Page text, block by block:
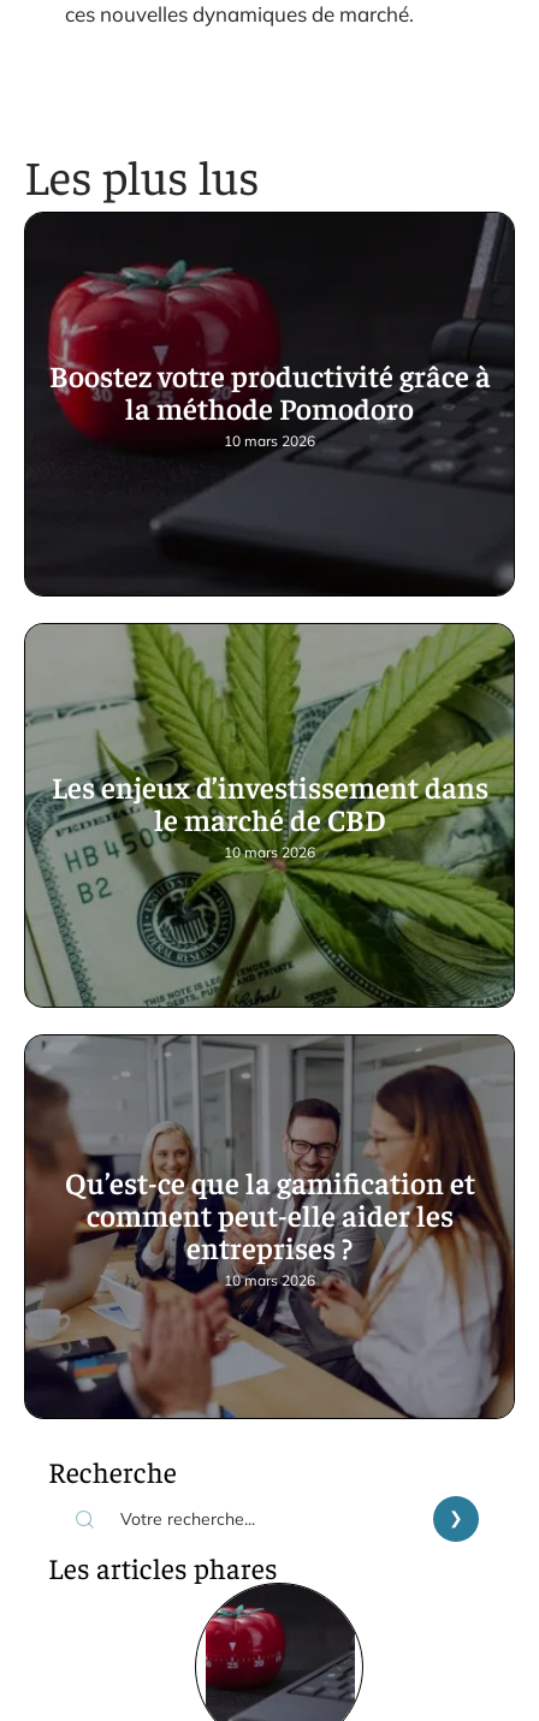
ces nouvelles dynamiques de marché.
Les plus lus
Boostez votre productivité grâce à
la méthode Pomodoro
10 mars 2026
Les enjeux d’investissement dans
le marché de CBD
10 mars 2026
Qu’est-ce que la gamification et
comment peut-elle aider les
entreprises ?
10 mars 2026
Recherche
Les articles phares